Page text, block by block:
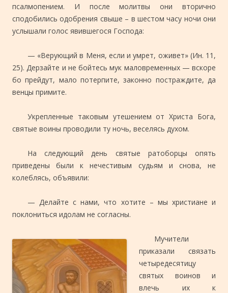
псалмопением. И после молитвы они вторично
сподобились одобрения свыше – в шестом часу ночи они
услышали голос явившегося Господа:
— «Верующий в Меня, если и умрет, оживет» (Ин. 11,
25). Дерзайте и не бойтесь мук маловременных — вскоре
бо прейдут, мало потерпите, законно постраждите, да
венцы примите.
Укрепленные таковым утешением от Христа Бога,
святые воины проводили ту ночь, веселясь духом.
На следующий день святые ратоборцы опять
приведены были к нечестивым судьям и снова, не
колеблясь, объявили:
— Делайте с нами, что хотите – мы христиане и
поклониться идолам не согласны.
Мучители
приказали связать
четыредесятицу
святых воинов и
влечь их к